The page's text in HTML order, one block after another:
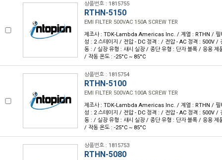
상품번호 : 1815755
RTHN-5150
EMI FILTER 500VAC 150A SCREW TER
제조사 : TDK-Lambda Americas Inc. / 계열 : RTHN / 필
성 : 2 스테이지 / 전압 - DC 정격 : / 전압 - AC 정격 : 500V /
동 : / 실장 유형 : 섀시 실장 / 종단 유형 : 단자 블록 / 응용 제
/ 작동 온도 : -25°C ~ 85°C
상품번호 : 1815754
RTHN-5100
EMI FILTER 500VAC 100A SCREW TER
제조사 : TDK-Lambda Americas Inc. / 계열 : RTHN / 필
성 : 2 스테이지 / 전압 - DC 정격 : / 전압 - AC 정격 : 500V /
동 : / 실장 유형 : 섀시 실장 / 종단 유형 : 단자 블록 / 응용 제
/ 작동 온도 : -25°C ~ 85°C
상품번호 : 1815753
RTHN-5080